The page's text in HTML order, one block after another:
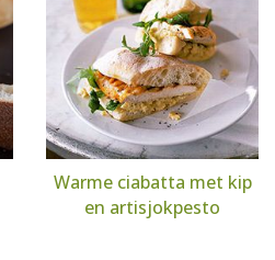
Warme ciabatta met kip
en artisjokpesto